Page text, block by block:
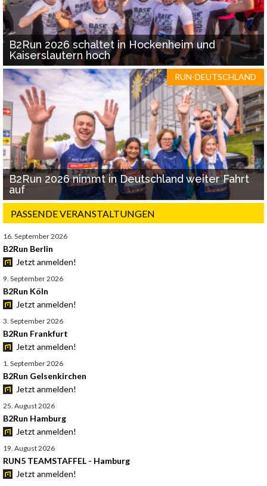
B2Run 2026 schaltet in Hockenheim und
Kaiserslautern hoch
RUN-DEUTSCHLAND
B2Run 2026 nimmt in Deutschland weiter Fahrt
auf
PASSENDE VERANSTALTUNGEN
16. September 2026
B2Run Berlin
Jetzt anmelden!
9. September 2026
B2Run Köln
Jetzt anmelden!
3. September 2026
B2Run Frankfurt
Jetzt anmelden!
1. September 2026
B2Run Gelsenkirchen
Jetzt anmelden!
25. August 2026
B2Run Hamburg
Jetzt anmelden!
19. August 2026
RUN5 TEAMSTAFFEL - Hamburg
Jetzt anmelden!